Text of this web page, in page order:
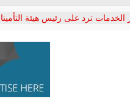
الخدمات ترد على رئيس هيئة
أصحاب المعاشات.. ونطالب
سليمان يكتب: القطاع الصحي
التحالف الشعبي يطلق لجنة